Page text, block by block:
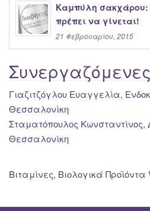
Καμπύλη σακχάρου:
πρέπει να γίνεται!
21 Φεβρουαρίου, 2015
Γιαζιτζόγλου Ευαγγελία,
Θεσσαλονίκη
Σταματόπουλος
Θεσσαλονίκη
Βιταμίνες, Βιολογικά Προϊόντα